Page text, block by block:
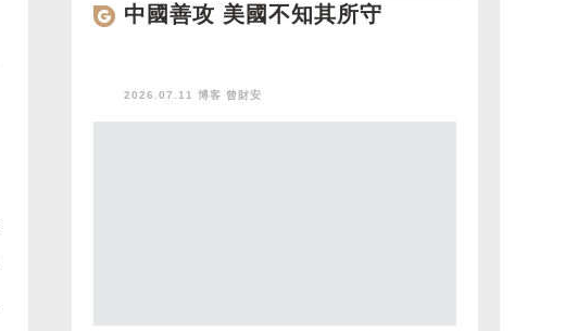
中國善攻 美國不知其所守
2026.07.11 博客 曾財安